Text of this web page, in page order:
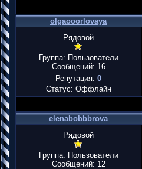
olgaooorlovaya
Рядовой
Группа: Пользователи
Сообщений: 16
Репутация: 0
Статус: Оффлайн
elenabobbbrova
Рядовой
Группа: Пользователи
Сообщений: 12